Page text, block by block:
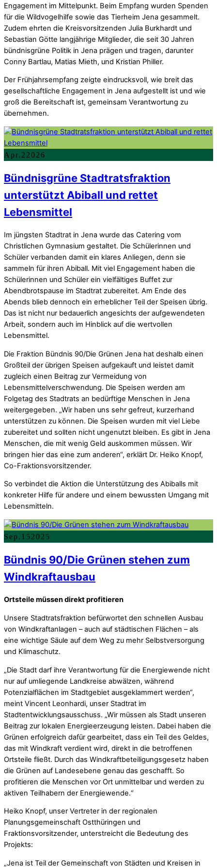
Engagement im Mittelpunkt. Beim Empfang wurden Spenden
für die Wildvogelhilfe sowie das Tierheim Jena gesammelt.
Zudem ehrten die Kreisvorsitzenden Julia Burkhardt und
Sebastian Götte langjährige Mitglieder, die seit 30 Jahren
bündnisgrüne Politik in Jena prägen und tragen, darunter
Conny Bartlau, Matias Mieth, und Kristian Philler.
Der Frühjahrsempfang zeigte eindrucksvoll, wie breit das
gesellschaftliche Engagement in Jena aufgestellt ist und wie
groß die Bereitschaft ist, gemeinsam Verantwortung zu
übernehmen.
Apr. 2 2026
Bündnisgrüne Stadtratsfraktion
unterstützt Abiball und rettet
Lebensmittel
Im jüngsten Stadtrat in Jena wurde das Catering vom
Christlichen Gymnasium gestaltet. Die Schülerinnen und
Schüler verbanden damit ein klares Anliegen, denn sie
sammeln für ihren Abiball. Mit viel Engagement haben die
Schülerinnen und Schüler ein vielfältiges Buffet zur
Abendbrotspause im Stadtrat zubereitet. Am Ende des
Abends blieb dennoch ein erheblicher Teil der Speisen übrig.
Das ist nicht nur bedauerlich angesichts der aufgewendeten
Arbeit, sondern auch im Hinblick auf die wertvollen
Lebensmittel.
Die Fraktion Bündnis 90/Die Grünen Jena hat deshalb einen
Großteil der übrigen Speisen aufgekauft und leistet damit
zugleich einen Beitrag zur Vermeidung von
Lebensmittelverschwendung. Die Speisen werden am
Folgetag des Stadtrats an bedürftige Menschen in Jena
weitergegeben. „Wir haben uns sehr gefreut, kurzerhand
unterstützen zu können. Die Speisen wurden mit viel Liebe
zubereitet und sollten nicht ungenutzt bleiben. Es gibt in Jena
Menschen, die mit wenig Geld auskommen müssen. Wir
bringen hier das eine zum anderen“, erklärt Dr. Heiko Knopf,
Co-Fraktionsvorsitzender.
So verbindet die Aktion die Unterstützung des Abiballs mit
konkreter Hilfe für andere und einem bewussten Umgang mit
Lebensmitteln.
Sep. 152025
Bündnis 90/Die Grünen stehen zum
Windkraftausbau
Ortsteile müssen direkt profitieren
Unsere Stadtratsfraktion befürwortet den schnellen Ausbau
von Windkraftanlagen – auch auf städtischen Flächen – als
eine wichtige Säule auf dem Weg zu mehr Selbstversorgung
und Klimaschutz.
„Die Stadt darf ihre Verantwortung für die Energiewende nicht
nur auf umliegende Landkreise abwälzen, während
Potenzialflächen im Stadtgebiet ausgeklammert werden“,
meint Vincent Leonhardi, unser Stadtrat im
Stadtentwicklungsausschuss. „Wir müssen als Stadt unseren
Beitrag zur lokalen Energieerzeugung leisten. Dabei haben die
Grünen erfolgreich dafür gearbeitet, dass ein Teil des Geldes,
das mit Windkraft verdient wird, direkt in die betroffenen
Ortsteile fließt. Durch das Windkraftbeteiligungsgesetz haben
die Grünen auf Landesebene genau das geschafft. So
profitieren die Menschen vor Ort unmittelbar und werden zu
aktiven Teilhabern der Energiewende.“
Heiko Knopf, unser Vertreter in der regionalen
Planungsgemeinschaft Ostthüringen und
Fraktionsvorsitzender, unterstreicht die Bedeutung des
Projekts:
„Jena ist Teil der Gemeinschaft von Städten und Kreisen in